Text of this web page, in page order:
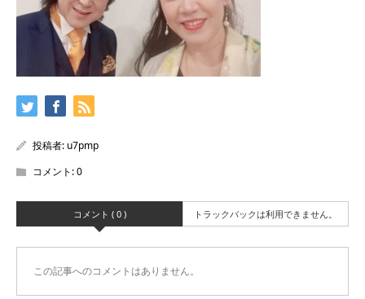
投稿者: u7pmp
コメント:0
コメント ( 0 ) トラックバックは利用できません。
この記事へのコメントはありません。